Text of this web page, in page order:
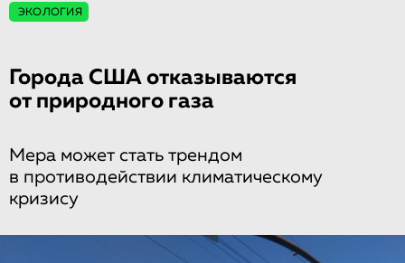
ЭКОЛОГИЯ
Города США отказываются
от природного газа
Мера может стать трендом
в противодействии климатическому
кризису